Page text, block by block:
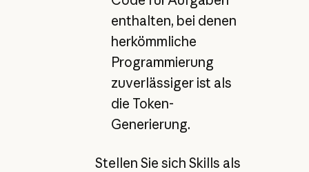
enthalten, bei denen
herkömmliche
Programmierung
zuverlässiger ist als
die Token-
Generierung.
Stellen Sie sich Skills als